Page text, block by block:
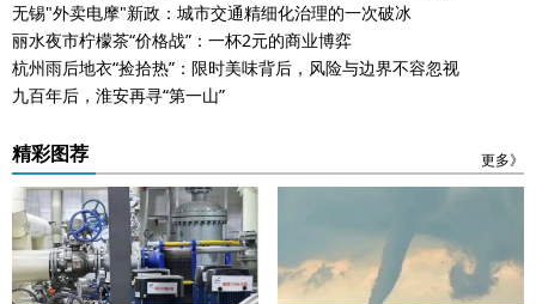
无锡"外卖电摩"新政：城市交通精细化治理的一次破冰
丽水夜市柠檬茶“价格战”：一杯2元的商业博弈
杭州雨后地衣“捡拾热”：限时美味背后，风险与边界不容忽视
九百年后，淮安再寻“第一山”
精彩图荐 更多》